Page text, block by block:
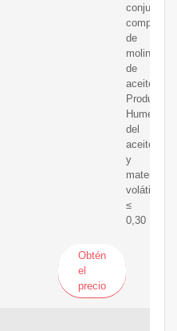
conjunto
completo
de
molino
de
aceite
Producto
Humedad
del
y
materia
volátil:
≤
0,30
Obtén
el
precio